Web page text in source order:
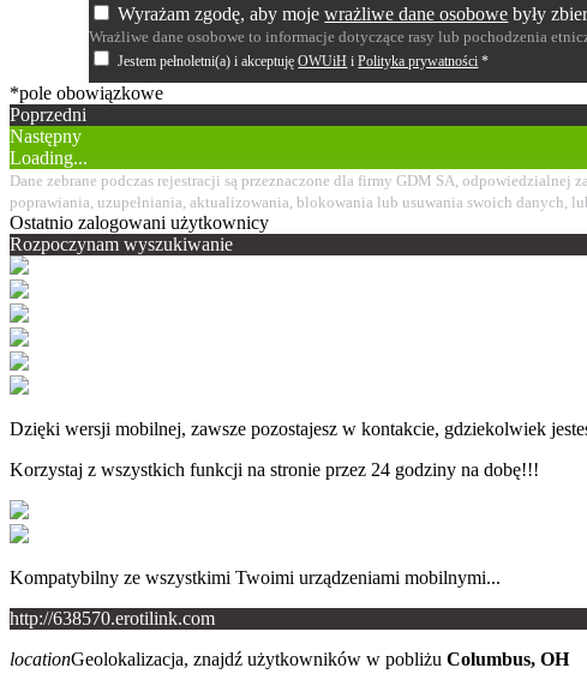
Wyrażam zgodę, aby mojewrażliwe dane osobowe były
Wrażliwe dane osobowe to informacje dotyczące rasy lub pochodzenia
Jestem pełnoletni(a) i akceptujęOWUiH iPolityka prywatności *
*pole obowiązkowe
Poprzedni
Następny
Loading...
Dane zebrane podczas rejestracji są przeznaczone dla firmy GDM SA,
poprawiania, uzupełniania, aktualizowania, blokowania lub usuwania swoich danych,
Ostatnio zalogowani użytkownicy
Rozpoczynam wyszukiwanie
Dzięki wersji mobilnej, zawsze pozostajesz w kontakcie, gdziekolwiek
Korzystaj z wszystkich funkcji na stronie przez 24 godziny na dobę!!!
Kompatybilny ze wszystkimi Twoimi urządzeniami mobilnymi...
http://638570.erotilink.com
locationGeolokalizacja, znajdź użytkowników w pobliżu Columbus, OH